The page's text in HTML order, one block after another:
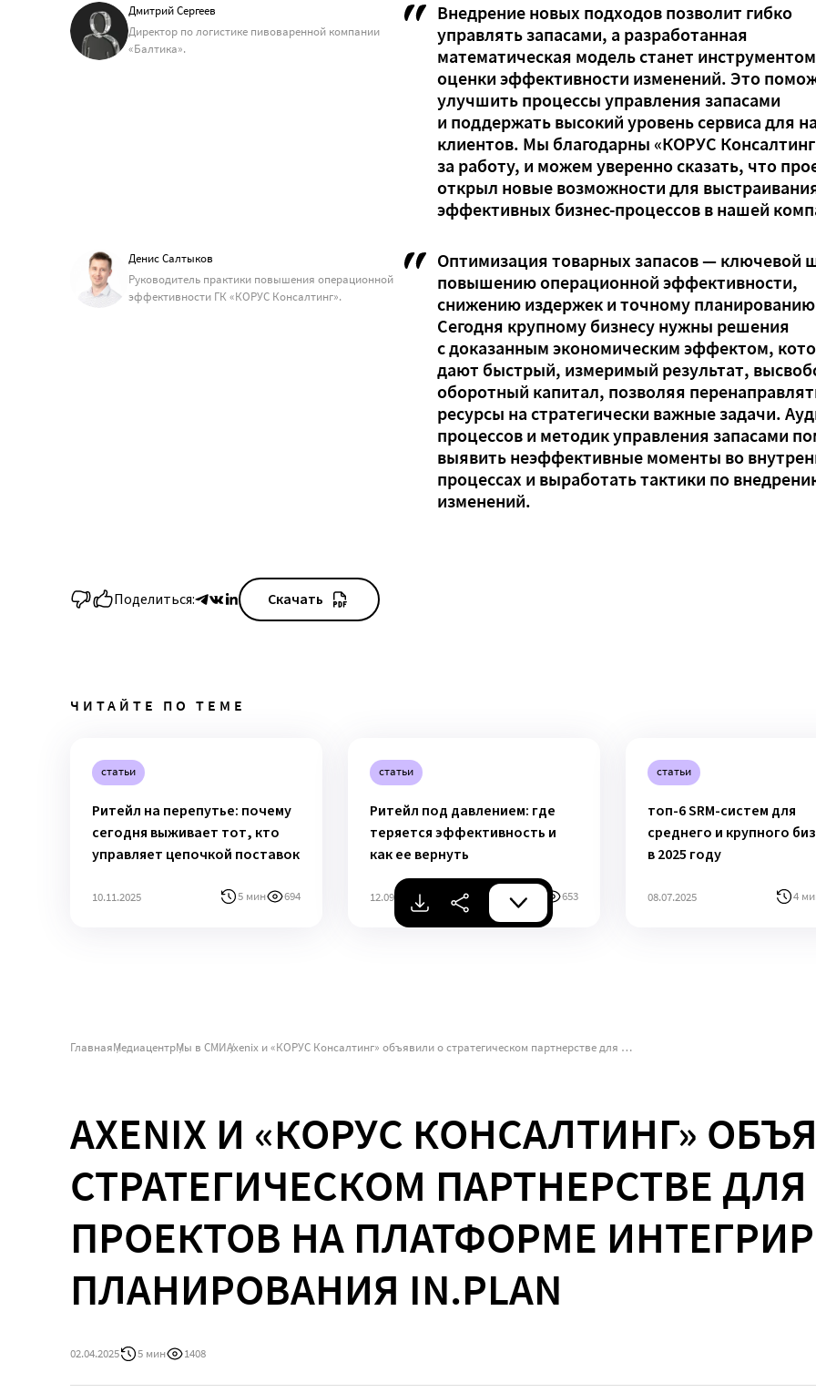
Дмитрий Сергеев
Директор по логистике пивоваренной компании
«Балтика».
Внедрение новых подходов позволит гибко
управлять запасами, а разработанная
математическая модель станет
оценки эффективности изменений. Это
улучшить процессы управления запасами
и поддержать высокий уровень сервиса для
клиентов. Мы благодарны «КОРУС
за работу, и можем уверенно сказать, что
открыл новые возможности для
эффективных бизнес-процессов в нашей
Денис Салтыков
Руководитель практики повышения операционной
эффективности ГК «КОРУС Консалтинг».
Оптимизация товарных запасов — ключевой
повышению операционной эффективности,
снижению издержек и точному
Сегодня крупному бизнесу нужны решения
с доказанным экономическим эффектом,
дают быстрый, измеримый результат,
оборотный капитал, позволяя
ресурсы на стратегически важные задачи.
процессов и методик управления запасами
выявить неэффективные моменты во
процессах и выработать тактики по
изменений.
Поделиться: Скачать
ЧИТАЙТЕ ПО ТЕМЕ
статьи
Ритейл на перепутье: почему
сегодня выживает тот, кто
управляет цепочкой поставок
10.11.2025 5 мин 694
статьи
Ритейл под давлением: где
теряется эффективность и
как ее вернуть
12.09.2025 12 мин 653
статьи
топ-6 SRM-систем для
среднего и крупного
в 2025 году
08.07.2025 4
ГлавнаяМедиацентрМы в СМИ Axenix и «КОРУС Консалтинг» объявили о стратегическом партнерстве для реализации проектов на платформе интегрированного планирования In.Plan
AXENIX И «КОРУС КОНСАЛТИНГ»
СТРАТЕГИЧЕСКОМ ПАРТНЕРСТВЕ
ПРОЕКТОВ НА ПЛАТФОРМЕ
ПЛАНИРОВАНИЯ IN.PLAN
02.04.2025 5 мин 1408